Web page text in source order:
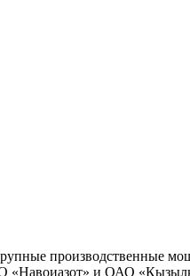
производственные
«Навоиазот» и ОАО